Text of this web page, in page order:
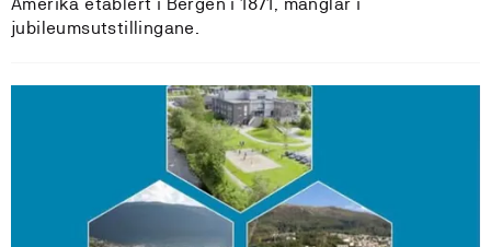
jubileumsutstillingane.